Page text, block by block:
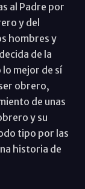
al Padre por
y del
hombres y
de la
mejor de sí
obrero,
de unas
y su
tipo por las
historia de